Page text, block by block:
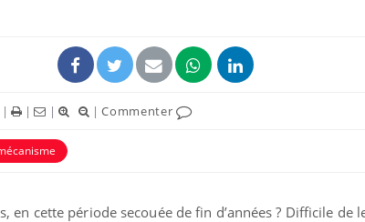
| | | |Commenter
en cette période secouée de fin d’années ? Difficile de